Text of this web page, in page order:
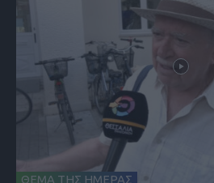
ΘΕΜΑ ΤΗΣ ΗΜΕΡΑΣ